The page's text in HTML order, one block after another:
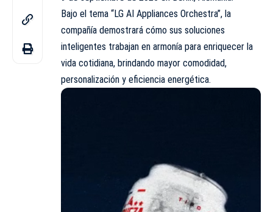
Bajo el tema “LG AI Appliances Orchestra”, la
compañía demostrará cómo sus soluciones
inteligentes trabajan en armonía para enriquecer la
vida cotidiana, brindando mayor comodidad,
personalización y eficiencia energética.